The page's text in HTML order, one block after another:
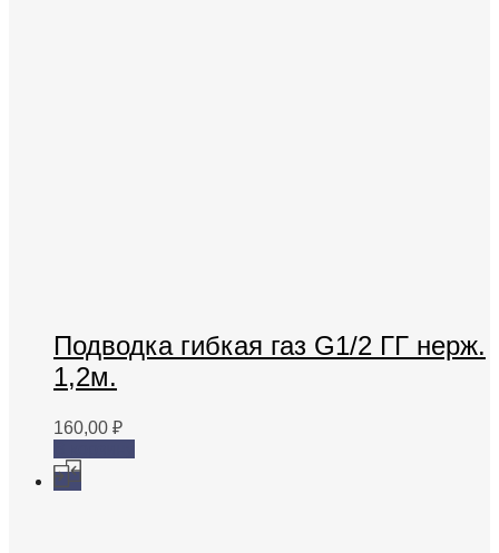
Подводка гибкая газ G1/2 ГГ нерж.
1,2м.
160,00 ₽